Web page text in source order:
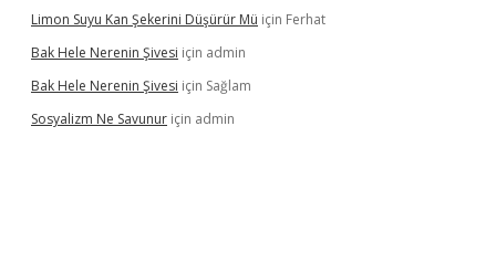
Limon Suyu Kan Şekerini Düşürür Mü için Ferhat
Bak Hele Nerenin Şivesi için admin
Bak Hele Nerenin Şivesi için Sağlam
Sosyalizm Ne Savunur için admin